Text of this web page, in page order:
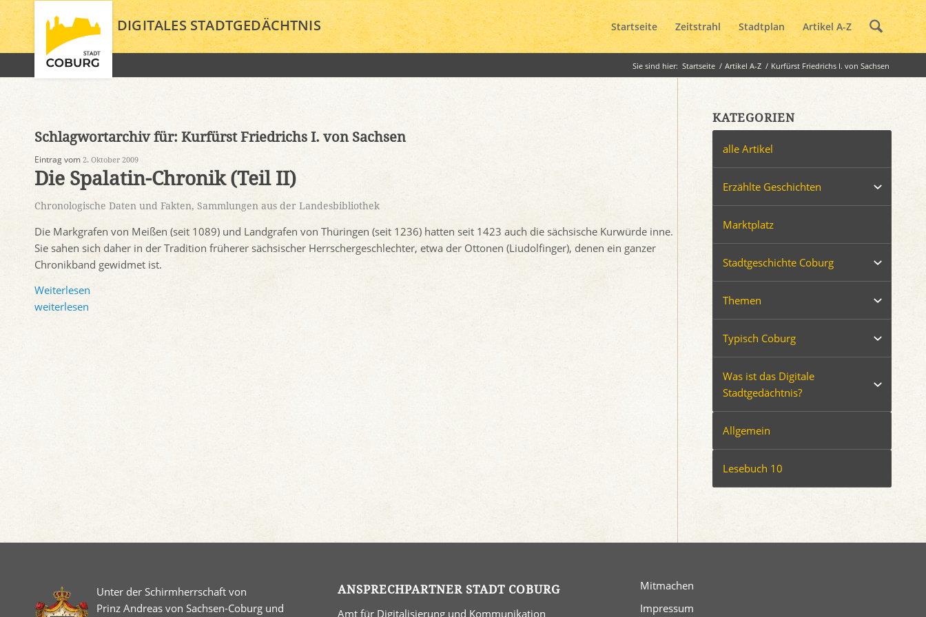
DIGITALES STADTGEDÄCHTNIS Startseite Zeitstrahl Stadtplan Artikel A-Z
Sie sind hier: Startseite / Artikel A-Z / Kurfürst Friedrichs I. von Sachsen
Schlagwortarchiv für: Kurfürst Friedrichs I. von Sachsen
Eintrag vom 2. Oktober 2009
Die Spalatin-Chronik (Teil II)
Chronologische Daten und Fakten, Sammlungen aus der Landesbibliothek
Die Markgrafen von Meißen (seit 1089) und Landgrafen von Thüringen (seit 1236) hatten seit 1423 auch die sächsische Kurwürde inne.
Sie sahen sich daher in der Tradition früherer sächsischer Herrschergeschlechter, etwa der Ottonen (Liudolfinger), denen ein ganzer
Chronikband gewidmet ist.
Weiterlesen
weiterlesen
KATEGORIEN
alle Artikel
Erzählte Geschichten
Marktplatz
Stadtgeschichte Coburg
Themen
Typisch Coburg
Was ist das Digitale
Stadtgedächtnis?
Allgemein
Lesebuch 10
Unter der Schirmherrschaft von
Prinz Andreas von Sachsen-Coburg und
ANSPRECHPARTNER STADT COBURG
Amt für Digitalisierung und Kommunikation
Mitmachen
Impressum